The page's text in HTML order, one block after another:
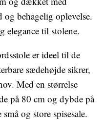
behagelig oplevelse.
elegance til stolene.
er ideel til de
sædehøjde sikrer,
Med en størrelse
på 80 cm og dybde på
og store spisesale.